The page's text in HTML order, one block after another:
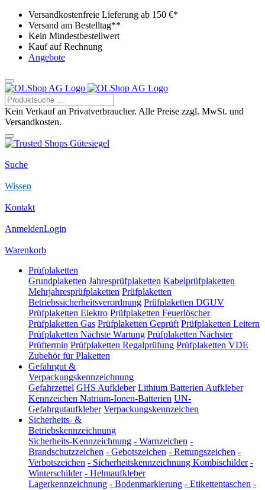
Versandkostenfreie Lieferung ab 150 €*
Versand am Bestelltag**
Kein Mindestbestellwert
Kauf auf Rechnung
Angebote
Kein Verkauf an Privatverbraucher. Alle Preise zzgl. MwSt. und
Versandkosten.
Suche
Wissen
Kontakt
AnmeldenLogin
Warenkorb
Prüfplaketten
Grundplaketten Jahresprüfplaketten Kabelprüfplaketten
Mehrjahresprüfplaketten Prüfplaketten
Betriebssicherheitsverordnung Prüfplaketten DGUV
Prüfplaketten Elektro Prüfplaketten Feuerlöscher
Prüfplaketten Gas Prüfplaketten Geprüft Prüfplaketten Leitern
Prüfplaketten Nächste Wartung Prüfplaketten Nächster
Prüftermin Prüfplaketten Regalprüfung Prüfplaketten VDE
Zubehör für Plaketten
Gefahrgut &
Verpackungskennzeichnung
Gefahrzettel GHS Aufkleber Lithium Batterien Aufkleber
Kennzeichen Natrium-Ionen-Batterien UN-
Gefahrgutaufkleber Verpackungskennzeichen
Sicherheits- &
Betriebskennzeichnung
Sicherheits-Kennzeichnung - Warnzeichen -
Brandschutzzeichen - Gebotszeichen - Rettungszeichen -
Verbotszeichen - Sicherheitskennzeichnung Kombischilder -
Winterschilder - Helmaufkleber
Lagerkennzeichnung - Bodenmarkierung - Etikettentaschen -